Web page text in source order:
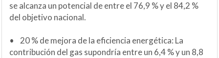
se alcanza un potencial de entre el 76,9 % y el 84,2 %
del objetivo nacional.
• 20 % de mejora de la eficiencia energética: La
contribución del gas supondría entre un 6,4 % y un 8,8